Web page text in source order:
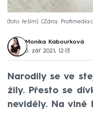
(foto řeším) Zdroj:
Monika Kabourková
6. zář 2021, 12:13
Narodily se ve
žily. Přesto se
neviděly. Na vině